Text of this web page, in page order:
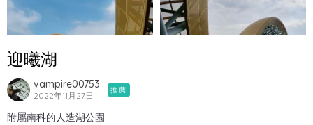
迎曦湖
vampire00753
2022年11月27日
推薦
附屬南科的人造湖公園